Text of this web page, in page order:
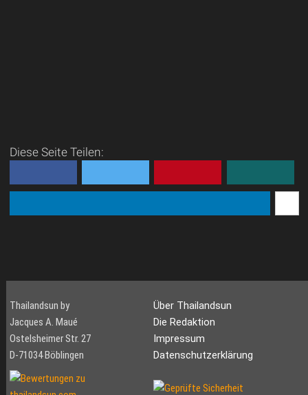
Diese Seite Teilen:
Thailandsun by
Jacques A. Maué
Ostelsheimer Str. 27
D-71034 Böblingen
Über Thailandsun
Die Redaktion
Impressum
Datenschutzerklärung